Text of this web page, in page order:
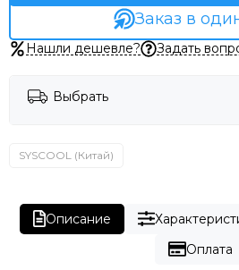
Заказ в
Нашли дешевле? Задать
Выбрать
SYSCOOL (Китай)
Описание
Оплата